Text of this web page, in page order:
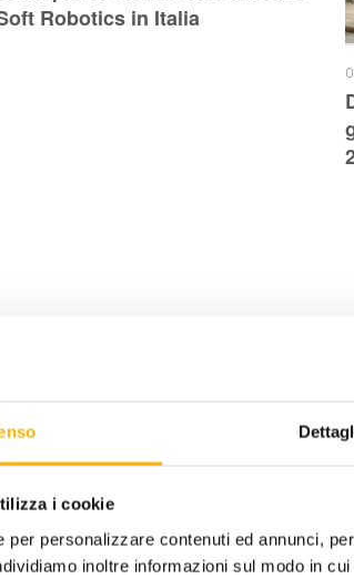
i cookie
per personalizzare contenuti ed annunci,
inoltre informazioni sul modo in
Robotics in Italia